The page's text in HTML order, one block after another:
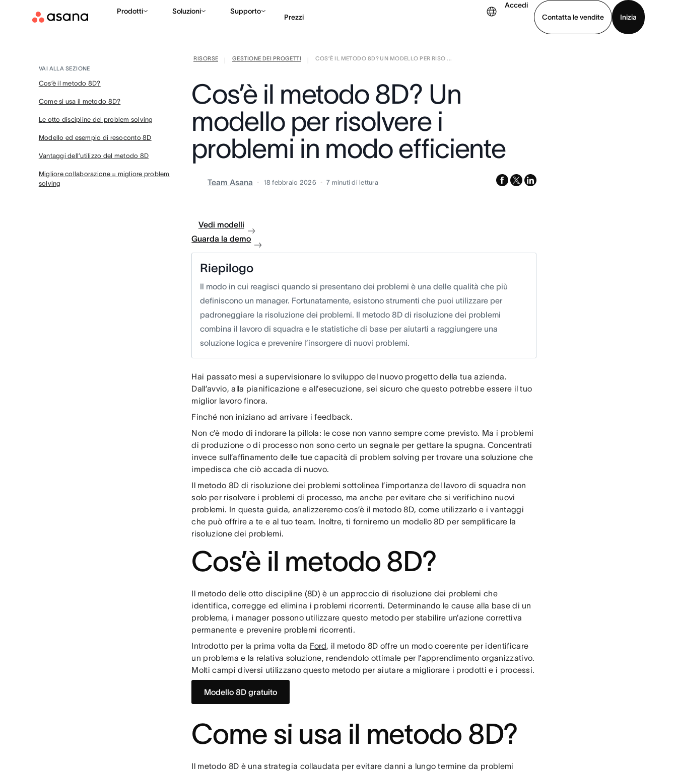
Prodotti Soluzioni Supporto
Prezzi
Accedi
Contatta le vendite
Inizia
Contatta le vendite Guarda la demo
RISORSE GESTIONE DEI PROGETTI COS’È IL METODO 8D? UN MODELLO PER RISO ...
Cos’è il metodo 8D? Un
modello per risolvere i
problemi in modo efficiente
Team Asana 18 febbraio 2026 7 minuti di lettura facebook
x-
linkedin
VAI ALLA SEZIONE
Cos’è il metodo 8D?
Come si usa il metodo 8D?
Le otto discipline del problem solving
Modello ed esempio di resoconto 8D
Vantaggi dell’utilizzo del metodo 8D
Migliore collaborazione = migliore problem
solving
Vedi modelli
Guarda la demo
Riepilogo
Il modo in cui reagisci quando si presentano dei problemi è una delle qualità che più
definiscono un manager. Fortunatamente, esistono strumenti che puoi utilizzare per
padroneggiare la risoluzione dei problemi. Il metodo 8D di risoluzione dei problemi
combina il lavoro di squadra e le statistiche di base per aiutarti a raggiungere una
soluzione logica e prevenire l’insorgere di nuovi problemi.
Hai passato mesi a supervisionare lo sviluppo del nuovo progetto della tua azienda.
Dall’avvio, alla pianificazione e all’esecuzione, sei sicuro che questo potrebbe essere il tuo
miglior lavoro finora.
Finché non iniziano ad arrivare i feedback.
Non c’è modo di indorare la pillola: le cose non vanno sempre come previsto. Ma i problemi
di produzione o di processo non sono certo un segnale per gettare la spugna. Concentrati
invece sull’affinamento delle tue capacità di problem solving per trovare una soluzione che
impedisca che ciò accada di nuovo.
Il metodo 8D di risoluzione dei problemi sottolinea l’importanza del lavoro di squadra non
solo per risolvere i problemi di processo, ma anche per evitare che si verifichino nuovi
problemi. In questa guida, analizzeremo cos’è il metodo 8D, come utilizzarlo e i vantaggi
che può offrire a te e al tuo team. Inoltre, ti forniremo un modello 8D per semplificare la
risoluzione dei problemi.
Cos’è il metodo 8D?
Il metodo delle otto discipline (8D) è un approccio di risoluzione dei problemi che
identifica, corregge ed elimina i problemi ricorrenti. Determinando le cause alla base di un
problema, i manager possono utilizzare questo metodo per stabilire un’azione correttiva
permanente e prevenire problemi ricorrenti.
Introdotto per la prima volta da Ford, il metodo 8D offre un modo coerente per identificare
un problema e la relativa soluzione, rendendolo ottimale per l’apprendimento organizzativo.
Molti campi diversi utilizzano questo metodo per aiutare a migliorare i prodotti e i processi.
Modello 8D gratuito
Come si usa il metodo 8D?
Il metodo 8D è una strategia collaudata per evitare danni a lungo termine da problemi